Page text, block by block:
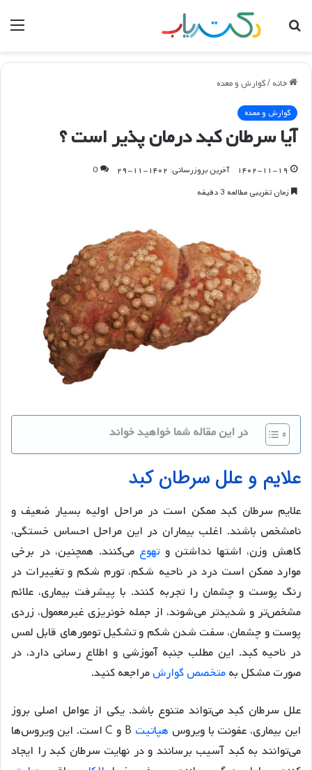
جستجو
خانه /گوارش و معده
گوارش و معده
آیا سرطان کبد درمان پذیر است ؟
۱۴۰۲-۱۱-۱۹ آخرین بروزرسانی: ۱۴۰۲-۱۱-۲۹
0
زمان تقریبی مطالعه 3 دقیقه
در این مقاله شما خواهید خواند
علایم و علل سرطان کبد
علایم سرطان کبد ممکن است در مراحل اولیه بسیار ضعیف و
نامشخص باشند. اغلب بیماران در این مراحل احساس خستگی،
کاهش وزن، اشتها نداشتن وتهوع می‌کنند. همچنین، در برخی
موارد ممکن است درد در ناحیه شکم، تورم شکم و تغییرات در
رنگ پوست و چشمان را تجربه کنند. با پیشرفت بیماری، علائم
مشخص‌تر و شدیدتر می‌شوند، از جمله خونریزی غیرمعمول، زردی
پوست و چشمان، سفت شدن شکم و تشکیل تومورهای قابل لمس
در ناحیه کبد. این مطلب جنبه آموزشی و اطلاع رسانی دارد، در
صورت مشکل بهمتخصص گوارشمراجعه کنید.
علل سرطان کبد می‌تواند متنوع باشد. یکی از عوامل اصلی بروز
این بیماری، عفونت با ویروس هپاتیت
B و C است. این ویروس‌ها
می‌توانند به کبد آسیب برسانند و در نهایت سرطان کبد را ایجاد